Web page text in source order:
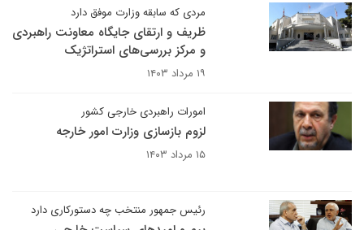
مردی که سابقه وزارت موفق دارد
ظریف و ارتقای جایگاه معاونت راهبردی
و مرکز بررسی‌های استراتژیک
۱۹ مرداد ۱۴۰۳
امورات راهبردی خارجی کشور
لزوم بازسازی وزارت امور خارجه
۱۵ مرداد ۱۴۰۳
رئیس جمهور منتخب چه دستورکاری دارد